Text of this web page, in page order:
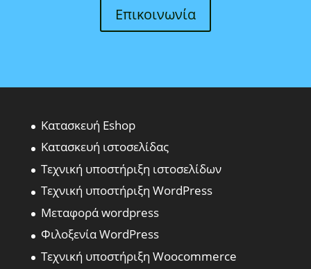
Επικοινωνία
Κατασκευή Eshop
Κατασκευή ιστοσελίδας
Τεχνική υποστήριξη ιστοσελίδων
Τεχνική υποστήριξη WordPress
Μεταφορά wordpress
Φιλοξενία WordPress
Τεχνική υποστήριξη Woocommerce